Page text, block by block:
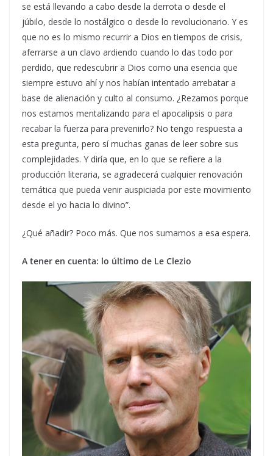
se está llevando a cabo desde la derrota o desde el
júbilo, desde lo nostálgico o desde lo revolucionario. Y es
que no es lo mismo recurrir a Dios en tiempos de crisis,
aferrarse a un clavo ardiendo cuando lo das todo por
perdido, que redescubrir a Dios como una esencia que
siempre estuvo ahí y nos habían intentado arrebatar a
base de alienación y culto al consumo. ¿Rezamos porque
nos estamos mentalizando para el apocalipsis o para
recabar la fuerza para prevenirlo? No tengo respuesta a
esta pregunta, pero sí muchas ganas de leer sobre sus
complejidades. Y diría que, en lo que se refiere a la
producción literaria, se agradecerá cualquier renovación
temática que pueda venir auspiciada por este movimiento
desde el yo hacia lo divino”.
¿Qué añadir? Poco más. Que nos sumamos a esa espera.
A tener en cuenta: lo último de Le Clezio